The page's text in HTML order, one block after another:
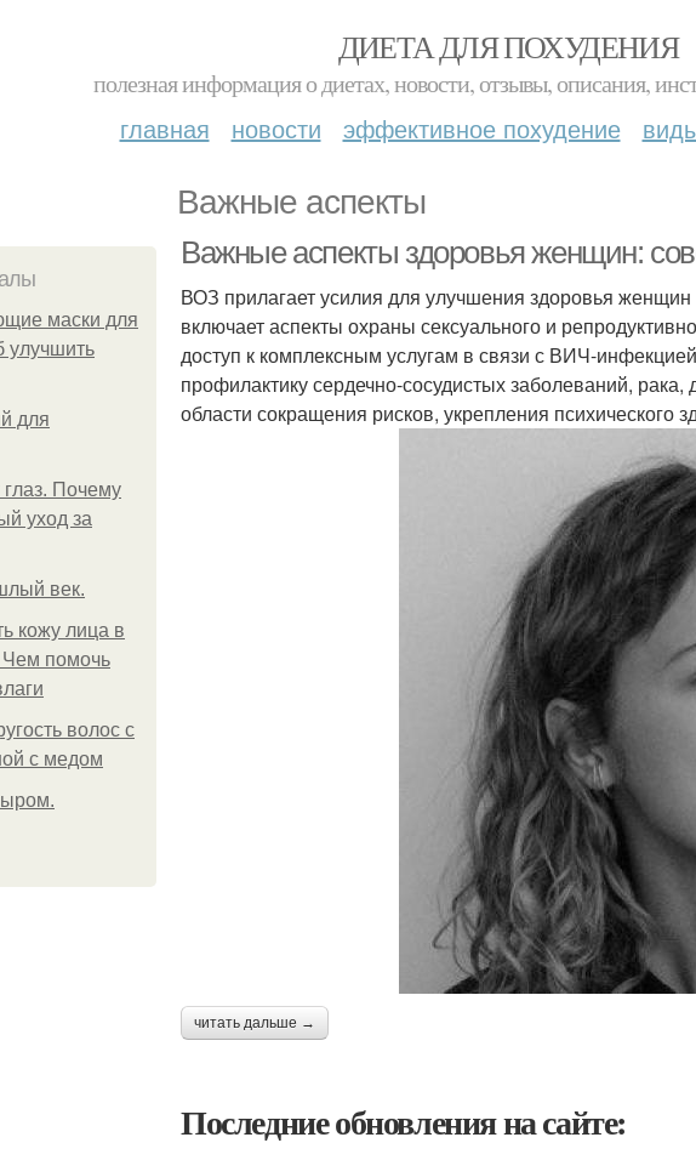
ДИЕТА ДЛЯ ПОХУДЕНИЯ
полезная информация о диетах, новости, отзывы, описания,
главная новости эффективное похудение
Важные аспекты
маски для
улучшить
для
глаз. Почему
уход за
век.
кожу лица в
помочь
волос с
с медом
Важные аспекты здоровья женщин:
ВОЗ прилагает усилия для улучшения здоровья
включает аспекты охраны сексуального и
доступ к комплексным услугам в связи с ВИЧ-
профилактику сердечно-сосудистых заболеваний,
области сокращения рисков, укрепления
читать дальше →
Последние обновления на сайте: